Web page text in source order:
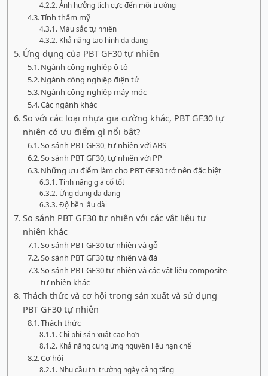
Ảnh hưởng tích cực đến môi trường
Tính thẩm mỹ
Màu sắc tự nhiên
Khả năng tạo hình đa dạng
Ứng dụng của PBT GF30 tự nhiên
Ngành công nghiệp ô tô
Ngành công nghiệp điện tử
Ngành công nghiệp máy móc
Các ngành khác
So với các loại nhựa gia cường khác, PBT GF30 tự
nhiên có ưu điểm gì nổi bật?
So sánh PBT GF30, tự nhiên với ABS
So sánh PBT GF30, tự nhiên với PP
Những ưu điểm làm cho PBT GF30 trở nên đặc biệt
Tính năng gia cố tốt
Ứng dụng đa dạng
Độ bền lâu dài
So sánh PBT GF30 tự nhiên với các vật liệu tự
nhiên khác
So sánh PBT GF30 tự nhiên và gỗ
So sánh PBT GF30 tự nhiên và đá
So sánh PBT GF30 tự nhiên và các vật liệu composite
tự nhiên khác
Thách thức và cơ hội trong sản xuất và sử dụng
PBT GF30 tự nhiên
Thách thức
Chi phí sản xuất cao hơn
Khả năng cung ứng nguyên liệu hạn chế
Cơ hội
Nhu cầu thị trường ngày càng tăng